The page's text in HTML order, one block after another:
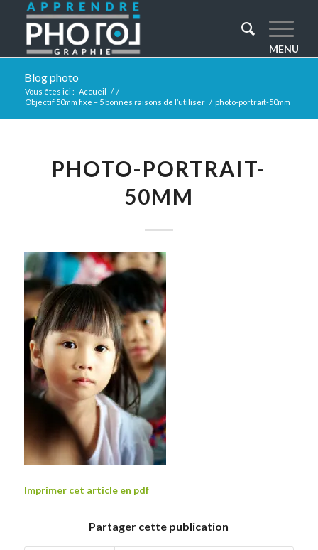
Blog photo
Vous êtes ici : Accueil / /
Objectif 50mm fixe – 5 bonnes raisons de l’utiliser / photo-portrait-50mm
PHOTO-PORTRAIT-
50MM
Imprimer cet article en pdf
Partager cette publication